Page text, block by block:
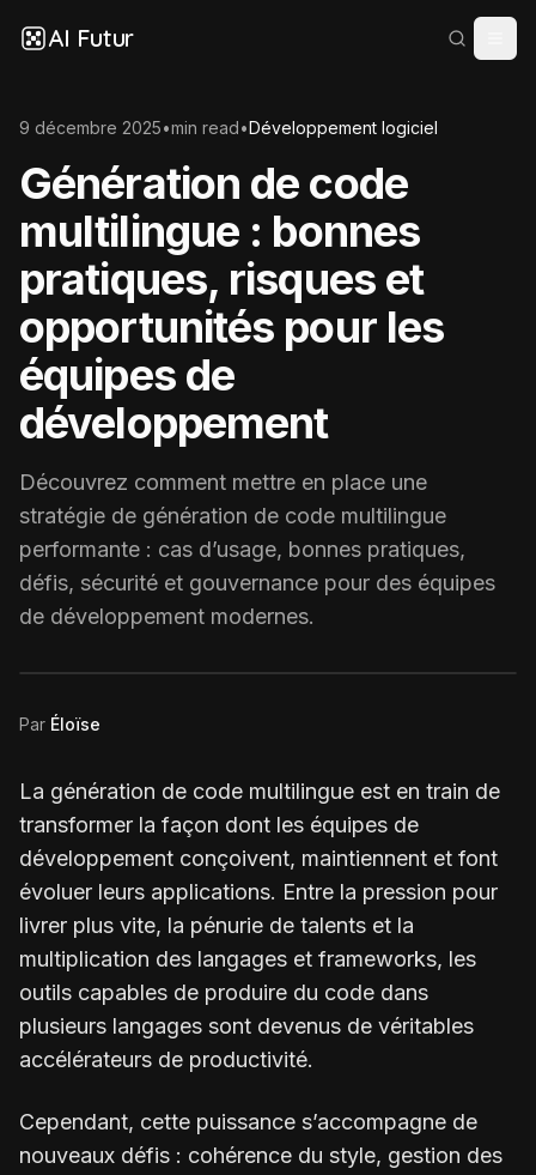
AI Futur
9 décembre 2025•min read•Développement logiciel
Génération de code
multilingue : bonnes
pratiques, risques et
opportunités pour les
équipes de
développement
Découvrez comment mettre en place une
stratégie de génération de code multilingue
performante : cas d’usage, bonnes pratiques,
défis, sécurité et gouvernance pour des équipes
de développement modernes.
Par Éloïse
La génération de code multilingue est en train de
transformer la façon dont les équipes de
développement conçoivent, maintiennent et font
évoluer leurs applications. Entre la pression pour
livrer plus vite, la pénurie de talents et la
multiplication des langages et frameworks, les
outils capables de produire du code dans
plusieurs langages sont devenus de véritables
accélérateurs de productivité.
Cependant, cette puissance s’accompagne de
nouveaux défis : cohérence du style, gestion des